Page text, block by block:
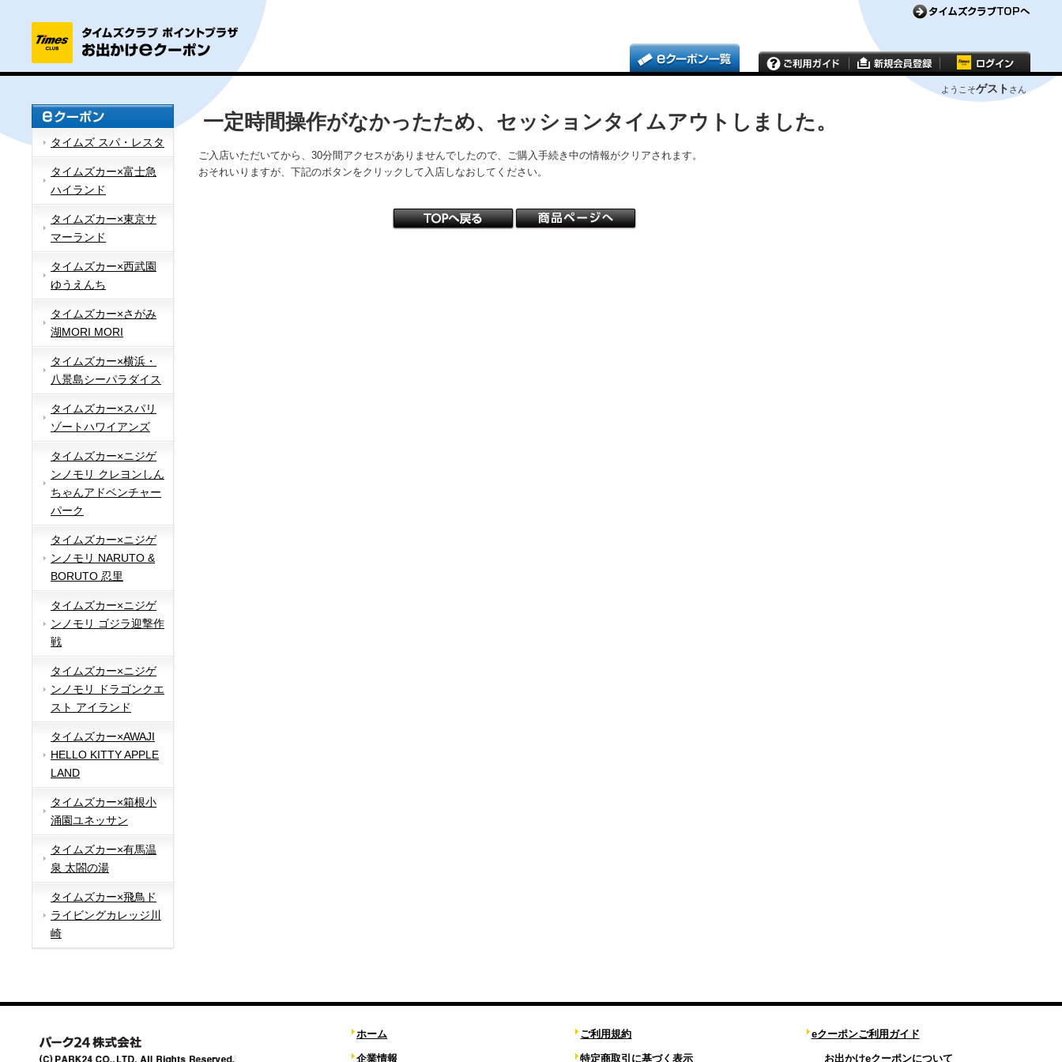
ようこそゲスト さん
タイムズ スパ・レスタ
タイムズカー×富士急
ハイランド
タイムズカー×東京サ
マーランド
タイムズカー×西武園
ゆうえんち
タイムズカー×さがみ
湖MORI MORI
タイムズカー×横浜・
八景島シーパラダイス
タイムズカー×スパリ
ゾートハワイアンズ
タイムズカー×ニジゲ
ンノモリ クレヨンしん
ちゃんアドベンチャー
パーク
タイムズカー×ニジゲ
ンノモリ NARUTO &
BORUTO 忍里
タイムズカー×ニジゲ
ンノモリ ゴジラ迎撃作
戦
タイムズカー×ニジゲ
ンノモリ ドラゴンクエ
スト アイランド
タイムズカー×AWAJI
HELLO KITTY APPLE
LAND
タイムズカー×箱根小
涌園ユネッサン
タイムズカー×有馬温
泉 太閤の湯
タイムズカー×飛鳥ド
ライビングカレッジ川
崎
一定時間操作がなかったため、セッションタイムアウトしました。
ご入店いただいてから、30分間アクセスがありませんでしたので、ご購入手続き中の情報がクリアされます。
おそれいりますが、下記のボタンをクリックして入店しなおしてください。
ホーム
企業情報
ご利用規約
特定商取引に基づく表示
eクーポンご利用ガイド
お出かけeクーポンについて